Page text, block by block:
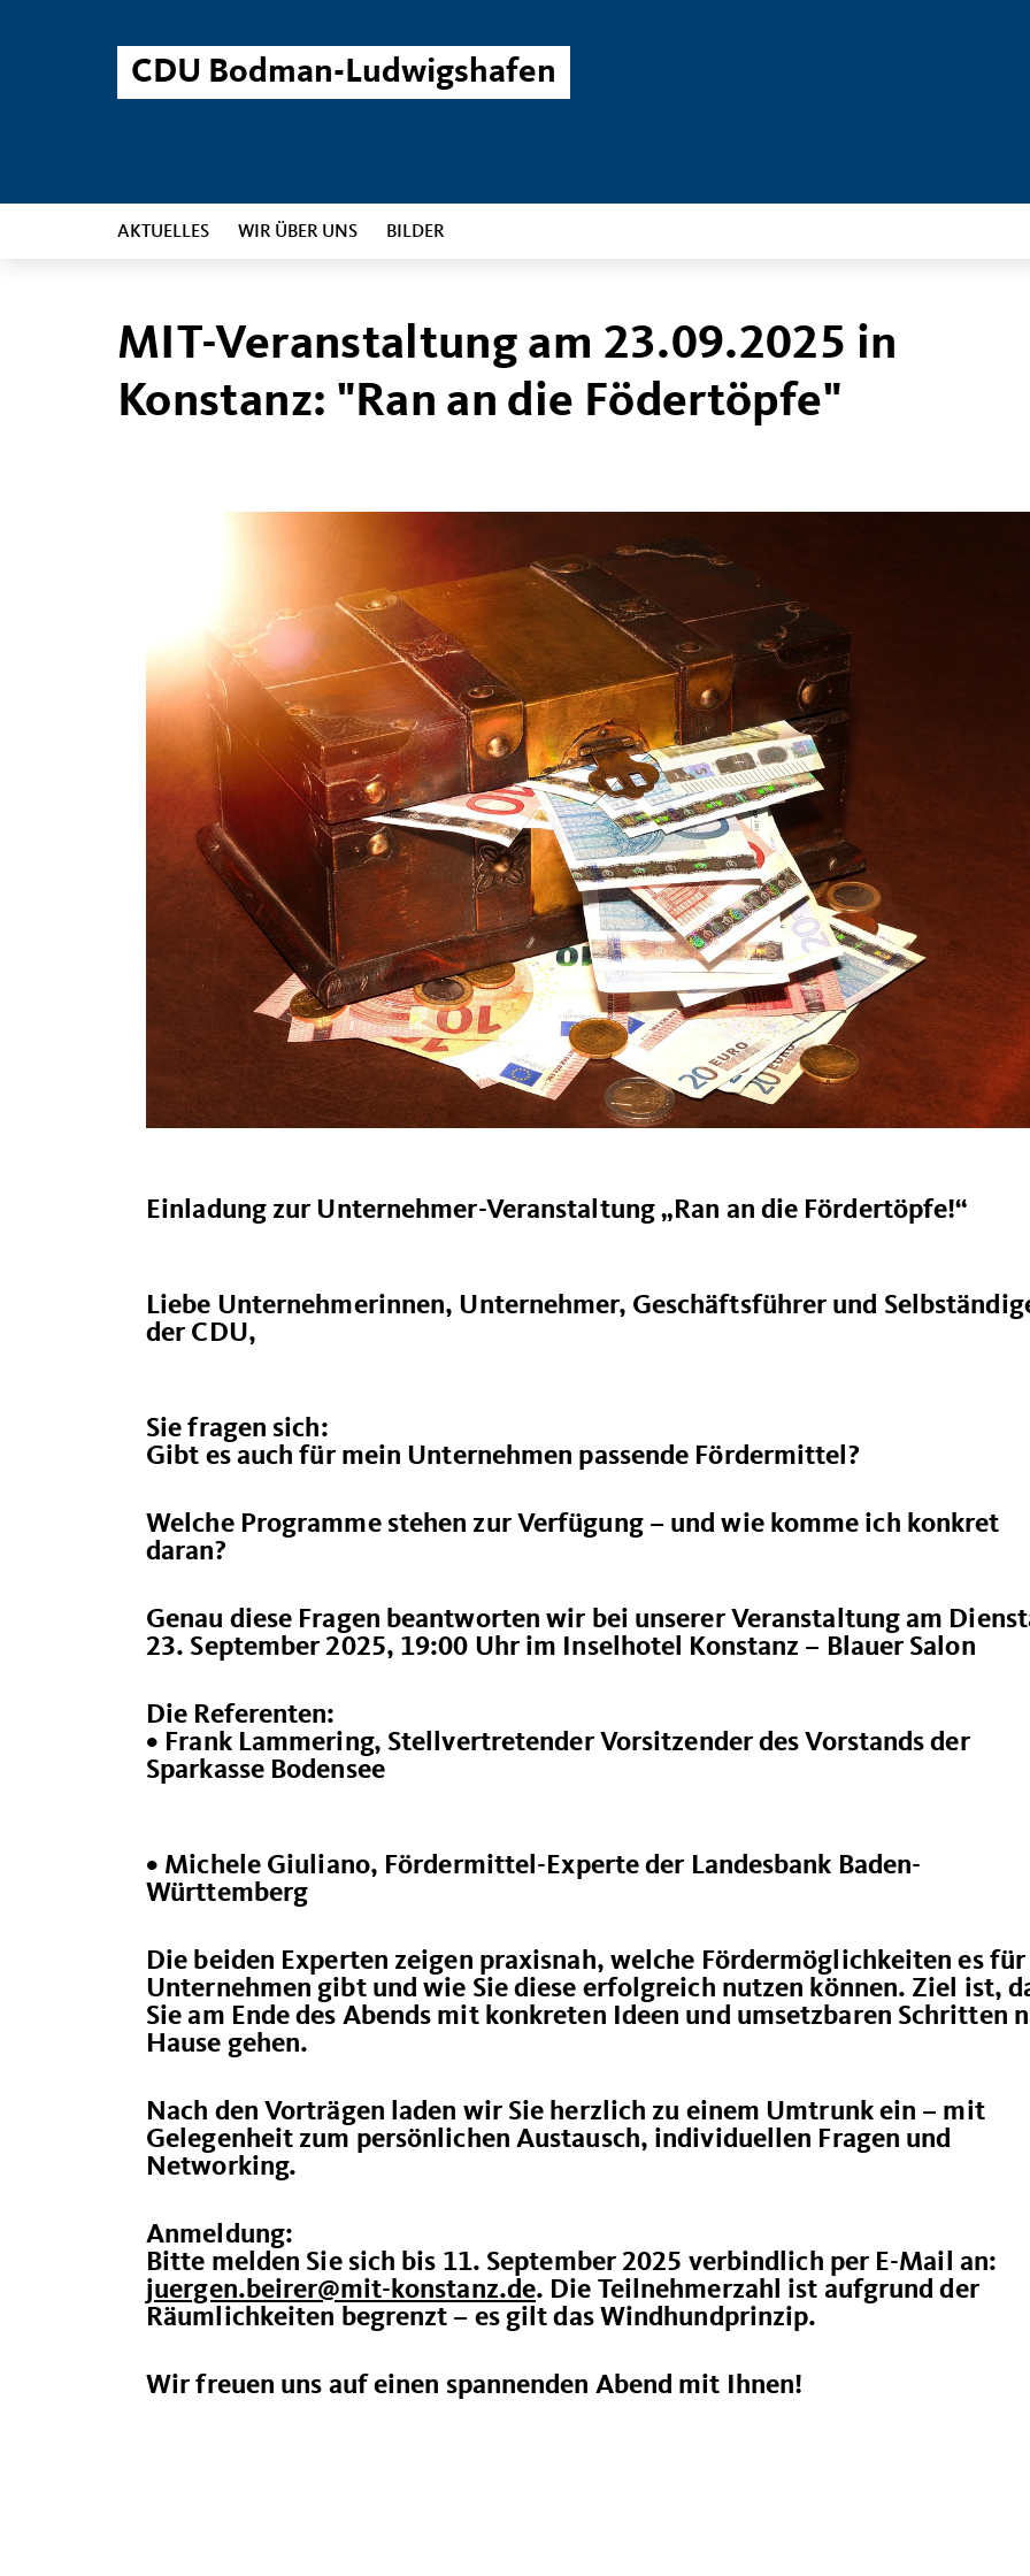
CDU Bodman-Ludwigshafen
AKTUELLES WIR ÜBER UNS BILDER
MIT-Veranstaltung am 23.09.2025 in
Konstanz: "Ran an die Födertöpfe"
Einladung zur Unternehmer-Veranstaltung „Ran an die Fördertöpfe!“
Liebe Unternehmerinnen, Unternehmer, Geschäftsführer und
der CDU,
Sie fragen sich:
Gibt es auch für mein Unternehmen passende Fördermittel?
Welche Programme stehen zur Verfügung – und wie komme ich konkret
daran?
Genau diese Fragen beantworten wir bei unserer Veranstaltung am
23. September 2025, 19:00 Uhr im Inselhotel Konstanz – Blauer Salon
Die Referenten:
• Frank Lammering, Stellvertretender Vorsitzender des Vorstands der
Sparkasse Bodensee
• Michele Giuliano, Fördermittel-Experte der Landesbank Baden-
Württemberg
Die beiden Experten zeigen praxisnah, welche Fördermöglichkeiten es für
Unternehmen gibt und wie Sie diese erfolgreich nutzen können. Ziel ist,
Sie am Ende des Abends mit konkreten Ideen und umsetzbaren Schritten
Hause gehen.
Nach den Vorträgen laden wir Sie herzlich zu einem Umtrunk ein – mit
Gelegenheit zum persönlichen Austausch, individuellen Fragen und
Networking.
Anmeldung:
Bitte melden Sie sich bis 11. September 2025 verbindlich per E-Mail an:
juergen.beirer@mit-konstanz.de. Die Teilnehmerzahl ist aufgrund der
Räumlichkeiten begrenzt – es gilt das Windhundprinzip.
Wir freuen uns auf einen spannenden Abend mit Ihnen!